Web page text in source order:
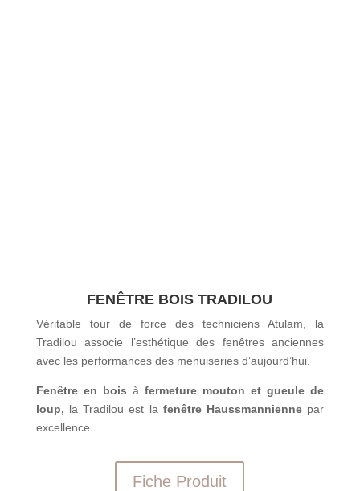
FENÊTRE BOIS TRADILOU
Véritable tour de force des techniciens Atulam, la
Tradilou associe l’esthétique des fenêtres anciennes
avec les performances des menuiseries d’aujourd’hui.
Fenêtre en bois à fermeture mouton et gueule de
loup, la Tradilou est la fenêtre Haussmannienne par
excellence.
Fiche Produit